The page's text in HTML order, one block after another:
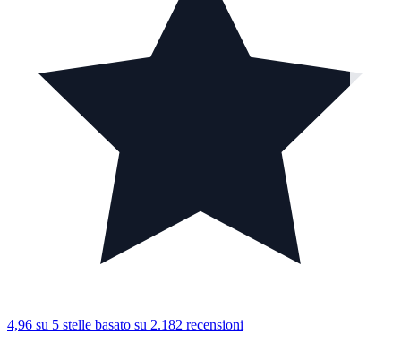
4,96 su 5 stelle basato su 2.182 recensioni